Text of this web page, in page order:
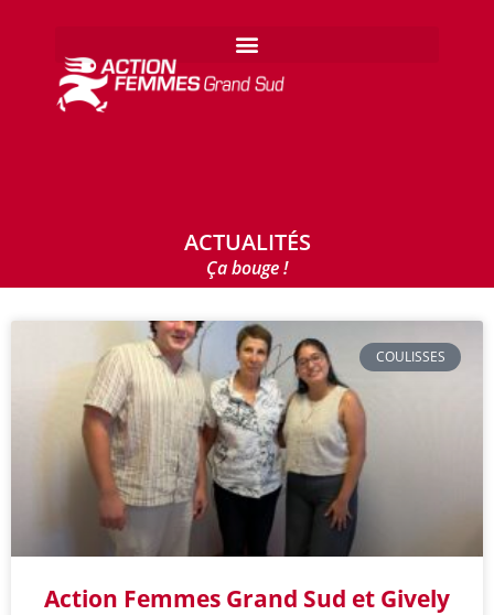
ACTUALITÉS
Ça bouge !
COULISSES
Action Femmes Grand Sud et Gively